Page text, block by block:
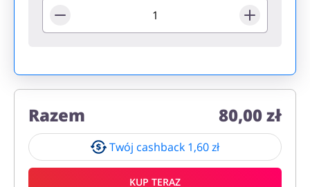
Usługi Zdrowie i uroda
Alkohole Sklepy premium
Razem 80,00 zł
Twój cashback 1,60 zł
KUP TERAZ